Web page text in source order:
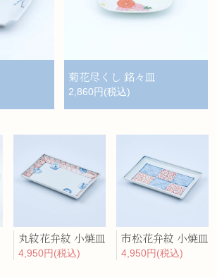
菊花尽くし 銘々皿
2,860円(税込)
丸紋花弁紋 小焼皿
4,950円(税込)
市松花弁紋 小焼皿
4,950円(税込)